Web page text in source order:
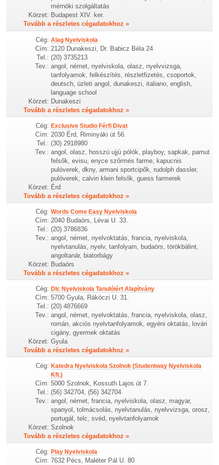
mérnöki szolgáltatás
Körzet: Budapest XIV. ker.
Tovább a részletes cégadatokhoz »
Cég: Alag Nyelviskola
Cím: 2120 Dunakeszi, Dr. Babicz Béla 24
Tel.: (20) 3735213
Tev.: angol, német, nyelviskola, olasz, nyelvvizsga,
tanfolyamok, felkészítés, részletfizetés, csoportok,
deutsch, üzleti angol, dunakeszi, italiano, english,
language school
Körzet: Dunakeszi
Tovább a részletes cégadatokhoz »
Cég: Exclusive Studio Férfi Divat
Cím: 2030 Érd, Riminyáki út 56.
Tel.: (30) 2918980
Tev.: angol, olasz, hosszú ujjú pólók, playboy, sapkak, pamut
felsők, evisu, enyce szőrmés farme, kapucnis
pulóverek, dkny, armani sportcipők, rudolph dassler,
pulóverek, calvin klein felsők, guess farmerek
Körzet: Érd
Tovább a részletes cégadatokhoz »
Cég: Words Come Easy Nyelviskola
Cím: 2040 Budaörs, Lévai U. 33.
Tel.: (20) 3786836
Tev.: angol, német, nyelvoktatás, francia, nyelviskola,
nyelvtanulás, nyelv, tanfolyam, budaörs, törökbálint,
angoltanár, biatorbágy
Körzet: Budaörs
Tovább a részletes cégadatokhoz »
Cég: Dlc Nyelviskola Tanulóiért Alapítvány
Cím: 5700 Gyula, Rákóczi U. 31.
Tel.: (20) 4876669
Tev.: angol, német, nyelvoktatás, francia, nyelviskola, olasz,
román, akciós nyelvtanfolyamok, egyéni oktatás, lovári
cigány, gyermek oktatás
Körzet: Gyula
Tovább a részletes cégadatokhoz »
Cég: Katedra Nyelviskola Szolnok (Studentway Nyelviskola
Kft.)
Cím: 5000 Szolnok, Kossuth Lajos út 7.
Tel.: (56) 342704, (56) 342704
Tev.: angol, német, francia, nyelviskola, olasz, magyar,
spanyol, tolmácsolás, nyelvtanulás, nyelvvizsga, orosz,
portugál, telc, svéd, nyelvtanfolyamok
Körzet: Szolnok
Tovább a részletes cégadatokhoz »
Cég: Play Nyelviskola
Cím: 7632 Pécs, Maléter Pál U. 80